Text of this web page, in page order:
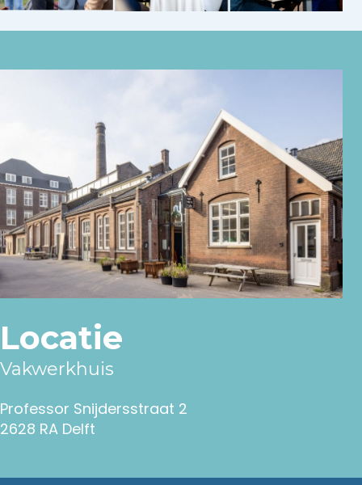
Locatie
Vakwerkhuis
Professor Snijdersstraat 2
2628 RA Delft